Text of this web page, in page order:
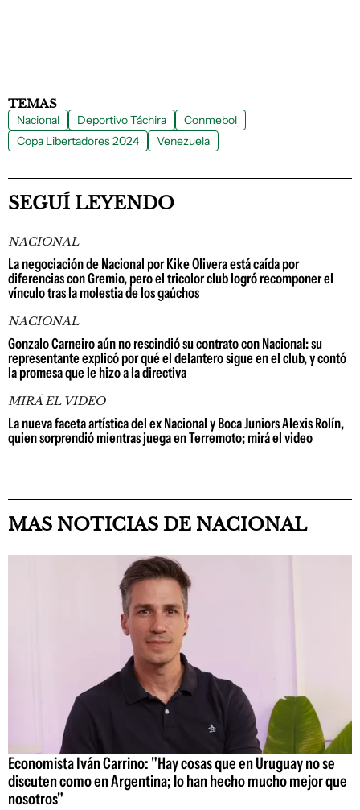
TEMAS
Nacional Deportivo Táchira
Conmebol
Copa Libertadores 2024
Venezuela
SEGUÍ LEYENDO
NACIONAL
La negociación de Nacional por Kike Olivera está caída por
diferencias con Gremio, pero el tricolor club logró recomponer el
vínculo tras la molestia de los gaúchos
NACIONAL
Gonzalo Carneiro aún no rescindió su contrato con Nacional: su
representante explicó por qué el delantero sigue en el club, y contó
la promesa que le hizo a la directiva
MIRÁ EL VIDEO
La nueva faceta artística del ex Nacional y Boca Juniors Alexis Rolín,
quien sorprendió mientras juega en Terremoto; mirá el video
MAS NOTICIAS DE NACIONAL
Economista Iván Carrino: "Hay cosas que en Uruguay no se
discuten como en Argentina; lo han hecho mucho mejor que
nosotros"